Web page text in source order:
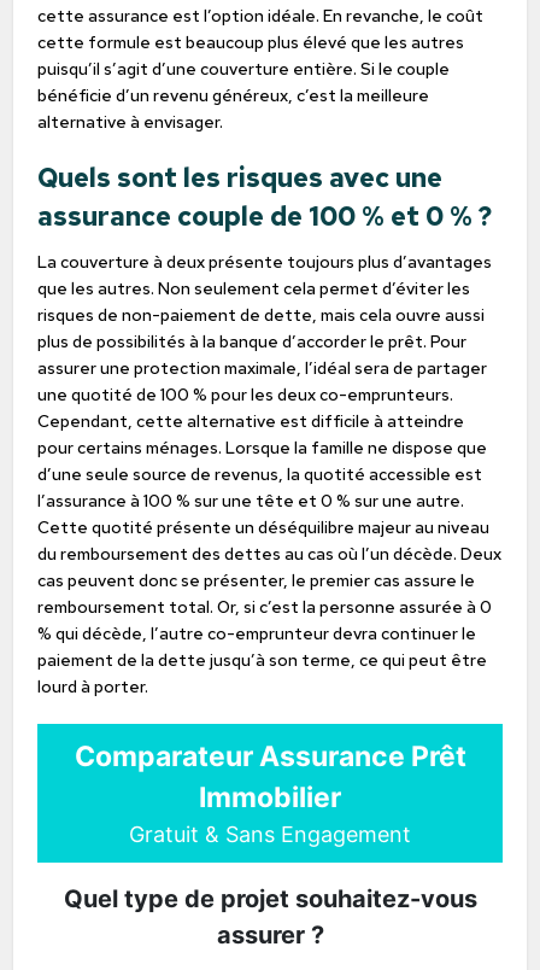
cette assurance est l’option idéale. En revanche, le coût
cette formule est beaucoup plus élevé que les autres
puisqu’il s’agit d’une couverture entière. Si le couple
bénéficie d’un revenu généreux, c’est la meilleure
alternative à envisager.
Quels sont les risques avec une
assurance couple de 100 % et 0 % ?
La couverture à deux présente toujours plus d’avantages
que les autres. Non seulement cela permet d’éviter les
risques de non-paiement de dette, mais cela ouvre aussi
plus de possibilités à la banque d’accorder le prêt. Pour
assurer une protection maximale, l’idéal sera de partager
une quotité de 100 % pour les deux co-emprunteurs.
Cependant, cette alternative est difficile à atteindre
pour certains ménages. Lorsque la famille ne dispose que
d’une seule source de revenus, la quotité accessible est
l’assurance à 100 % sur une tête et 0 % sur une autre.
Cette quotité présente un déséquilibre majeur au niveau
du remboursement des dettes au cas où l’un décède. Deux
cas peuvent donc se présenter, le premier cas assure le
remboursement total. Or, si c’est la personne assurée à 0
% qui décède, l’autre co-emprunteur devra continuer le
paiement de la dette jusqu’à son terme, ce qui peut être
lourd à porter.